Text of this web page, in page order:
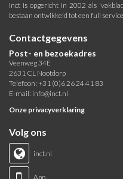
inct is opgericht in 2002 als
bestaan ontwikkeld tot een full
Contactgegevens
Post- en bezoekadres
Veenweg 34E
2631 CL Nootdorp
Telefoon: +31 (0)6 26 24 41 83
E-mail: info@inct.nl
Onze privacyverklaring
Volg ons
inct.nl
App